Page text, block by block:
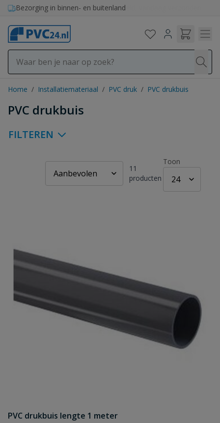
Ga naar de inhoud
Bezorging in binnen- en buitenland
Home / Installatiemateriaal / PVC druk / PVC drukbuis
PVC drukbuis
FILTEREN
11
producten
Toon
PVC drukbuis lengte 1 meter